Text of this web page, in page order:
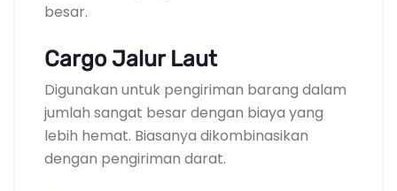
besar.
Cargo Jalur Laut
Digunakan untuk pengiriman barang dalam
jumlah sangat besar dengan biaya yang
lebih hemat. Biasanya dikombinasikan
dengan pengiriman darat.